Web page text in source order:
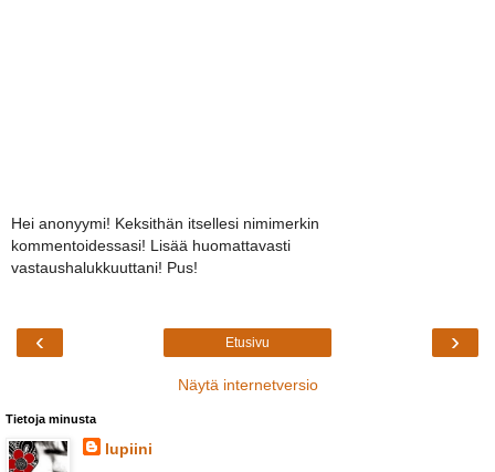
Hei anonyymi! Keksithän itsellesi nimimerkin
kommentoidessasi! Lisää huomattavasti
vastaushalukkuuttani! Pus!
‹ ›
Etusivu
Näytä internetversio
Tietoja minusta
lupiini